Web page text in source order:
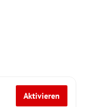
Aktivieren